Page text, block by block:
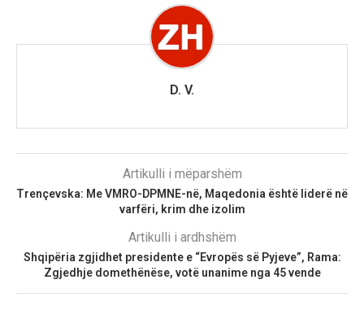
D. V.
Artikulli i mëparshëm
Trençevska: Me VMRO-DPMNE-në, Maqedonia është liderë në
varfëri, krim dhe izolim
Artikulli i ardhshëm
Shqipëria zgjidhet presidente e “Evropës së Pyjeve”, Rama:
Zgjedhje domethënëse, votë unanime nga 45 vende